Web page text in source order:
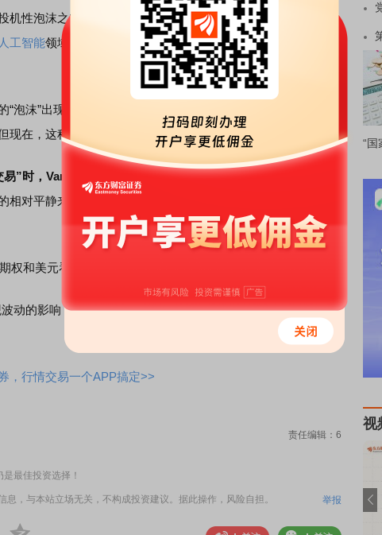
性泡沫之间的几个相似之处：美股估值攀升，市场由少数股
人工智能领域的几家科技巨头领跑的现象与上世纪90年代末互联
沫”出现时，通常会出现的情况是，与新科技相关的公司总市
现在，这种情况尚未发生。
”时，Varadhan表示看好，并补充说，人工智能自2023年初以
相对平静来增加“凸度”——当大盘大幅上涨或下跌时，这些头寸
和美元看涨期权，并补充称这两项操作都“相当便宜”。
的影响，无论是通过货币期权、利率期权还是指数期权。”他
，行情交易一个APP搞定>>
责任编辑：6
最佳投资选择！
息，与本站立场无关，不构成投资建议。据此操作，风险自担。 举报
“国
视